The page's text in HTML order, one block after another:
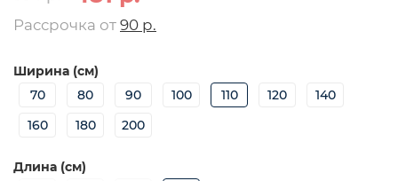
Рассрочка от 90 р.
Ширина (см)
70
80 90 100 110 120
140
160
180 200
Длина (см)